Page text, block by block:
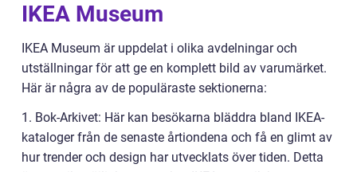
IKEA Museum
IKEA Museum är uppdelat i olika avdelningar och
utställningar för att ge en komplett bild av varumärket.
Här är några av de populäraste sektionerna:
1. Bok-Arkivet: Här kan besökarna bläddra bland IKEA-
kataloger från de senaste årtiondena och få en glimt av
hur trender och design har utvecklats över tiden. Detta